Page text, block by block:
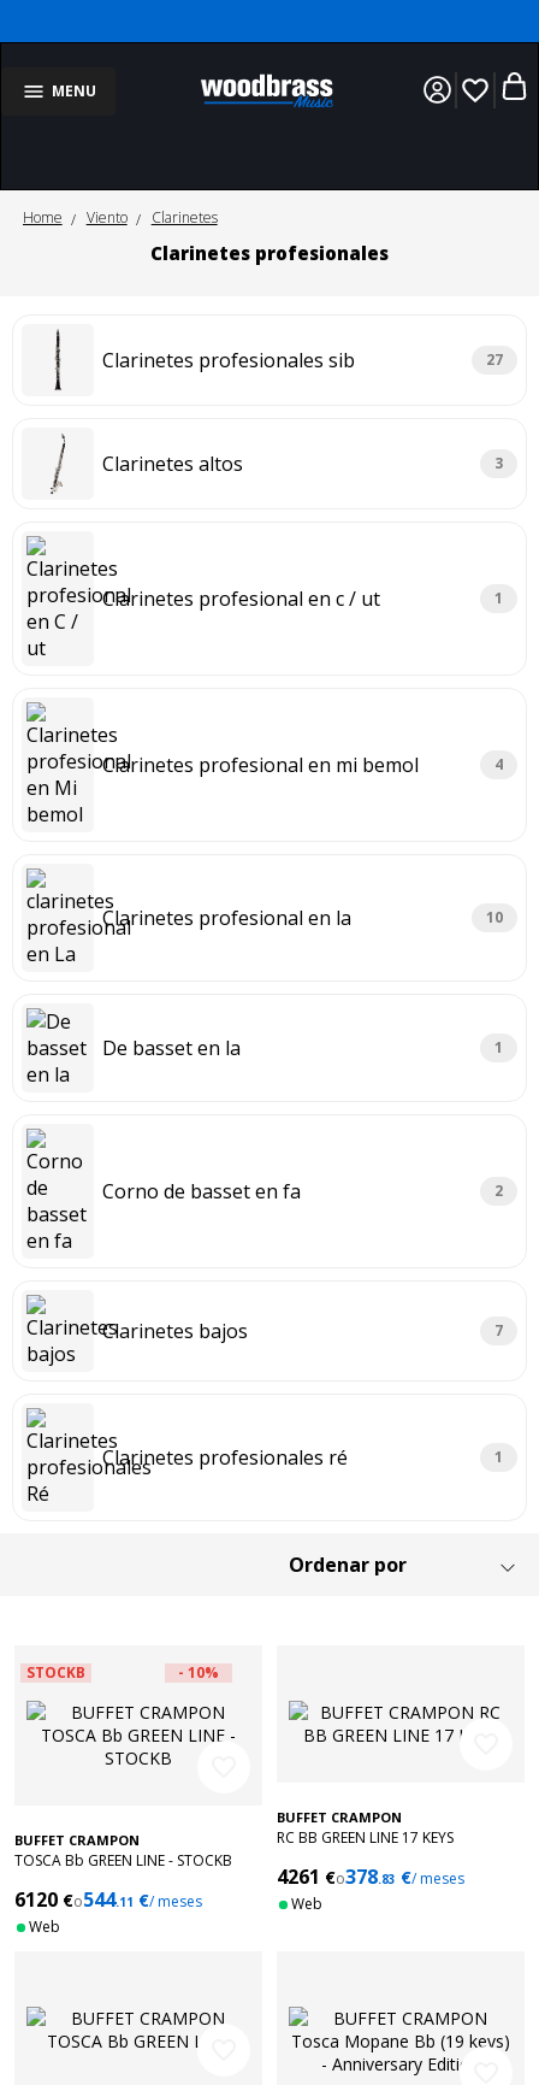
MENU favorite_border
Home Viento Clarinetes
Clarinetes profesionales
Clarinetes profesionales sib 27
Clarinetes altos 3
Clarinetes profesional en c / ut 1
Clarinetes profesional en mi bemol 4
Clarinetes profesional en la 10
De basset en la 1
Corno de basset en fa 2
Clarinetes bajos 7
Clarinetes profesionales ré 1
STOCKB - 10%
BUFFET CRAMPON
TOSCA Bb GREEN LINE - STOCKB
6120 €o544.11 €/ meses
Web
BUFFET CRAMPON
RC BB GREEN LINE 17 KEYS
4261 €o378.83 €/ meses
Web